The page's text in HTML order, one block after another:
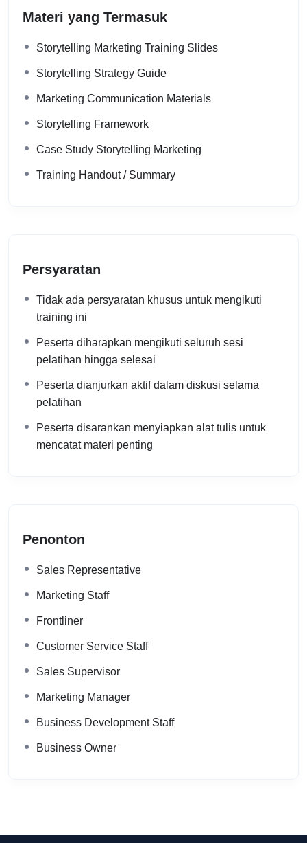
Materi yang Termasuk
Storytelling Marketing Training Slides
Storytelling Strategy Guide
Marketing Communication Materials
Storytelling Framework
Case Study Storytelling Marketing
Training Handout / Summary
Persyaratan
Tidak ada persyaratan khusus untuk mengikuti
training ini
Peserta diharapkan mengikuti seluruh sesi
pelatihan hingga selesai
Peserta dianjurkan aktif dalam diskusi selama
pelatihan
Peserta disarankan menyiapkan alat tulis untuk
mencatat materi penting
Penonton
Sales Representative
Marketing Staff
Frontliner
Customer Service Staff
Sales Supervisor
Marketing Manager
Business Development Staff
Business Owner